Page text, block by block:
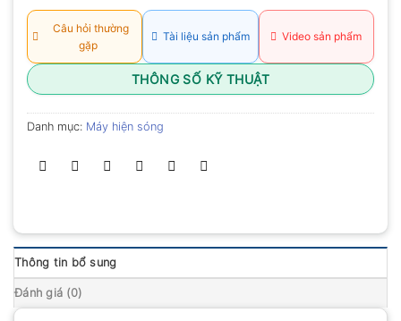
Câu hỏi thường
gặp
Tài liệu sản phẩm Video sản phẩm
THÔNG SỐ KỸ THUẬT
Danh mục: Máy hiện sóng
Thông tin bổ sung
Đánh giá (0)